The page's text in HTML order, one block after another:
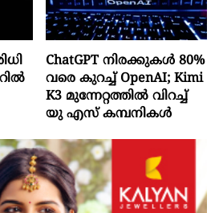
ChatGPT നിരക്കുകൾ 80%
വരെ കുറച്ച് OpenAI; Kimi
K3 മുന്നേറ്റത്തിൽ വിറച്ച്
യു എസ് കമ്പനികൾ